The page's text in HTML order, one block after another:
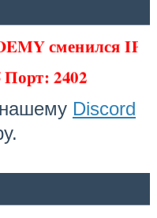
сменился IP
Порт: 2402
Discord